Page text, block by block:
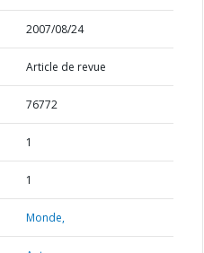
2007/08/24
Article de revue
76772
1
1
Monde,